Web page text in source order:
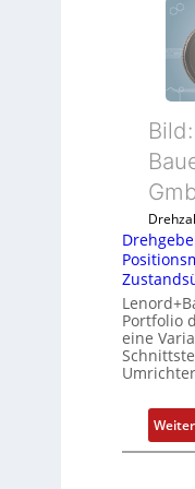
Portfolio
eine